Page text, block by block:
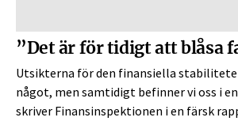
”Det är för tidigt att blåsa
Utsikterna för den finansiella
något, men samtidigt befinner vi oss i
skriver Finansinspektionen i en färsk